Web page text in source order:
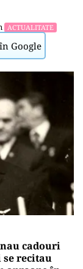
ACTUALITATE
Google
cadouri
recitau